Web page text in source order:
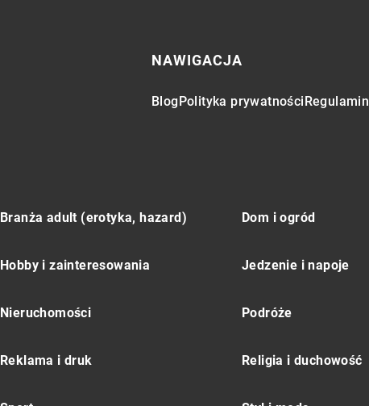
NAWIGACJA
BlogPolityka prywatnościRegulamin
Branża adult (erotyka, hazard) Dom i ogród
Hobby i zainteresowania Jedzenie i napoje
Nieruchomości Podróże
Reklama i druk Religia i duchowość